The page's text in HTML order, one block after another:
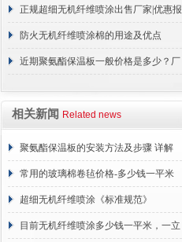
卷毡价格详情
正规超细无机纤维喷涂出售厂家|优惠报
价
防火无机纤维喷涂棉的用途及优点
近期聚氨酯保温板一般价格是多少？厂
相关新闻 Related news
聚氨酯保温板的安装方法及步骤 详解
常用的玻璃棉卷毡价格-多少钱一平米
超细无机纤维喷涂《标准规范》
目前无机纤维喷涂多少钱一平米，一立